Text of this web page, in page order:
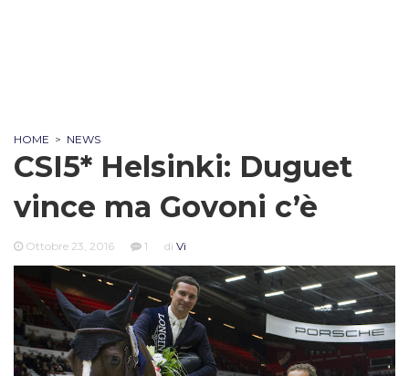
HOME > NEWS
CSI5* Helsinki: Duguet
vince ma Govoni c’è
Ottobre 23, 2016 1 di Vi